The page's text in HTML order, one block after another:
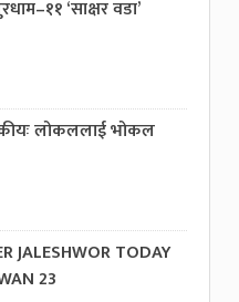
‘साक्षर वडा’
लोकललाई भोकल
JALESHWOR TODAY
23